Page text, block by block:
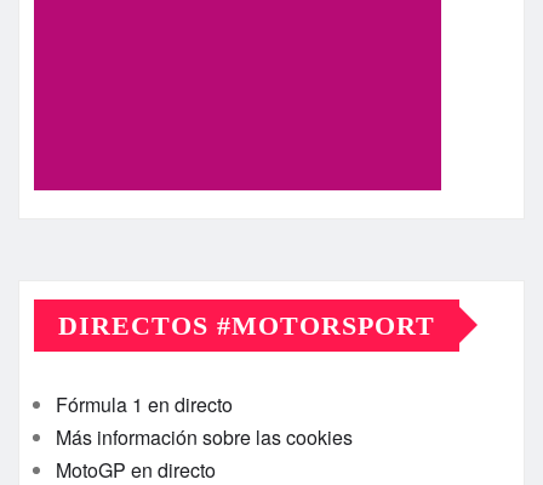
DIRECTOS #MOTORSPORT
Fórmula 1 en directo
Más información sobre las cookies
MotoGP en directo